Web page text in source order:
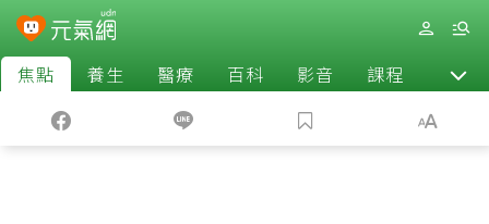
焦點 養生 醫療 百科 影音 課程 退休